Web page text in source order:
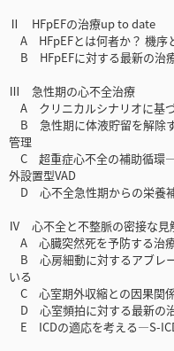
Ⅱ HFpEFの治療up to date
A HFpEFとは何者か？ 機序
B HFpEFに対する最新の治
Ⅲ 急性期の心不全治療
A クリニカルシナリオに基
B 急性期に体液貯留を解除
管理
C 超重症心不全の補助循環
外設置型VAD
D 心不全急性期からの栄養
Ⅳ 心不全と不整脈の密接な見
A 心臓突然死を予防する治
B 心房細動に対するアブレ
いる
C 心室期外収縮との因果関
D 心室頻拍に対する最新の
E ICDの適応を考える―S-